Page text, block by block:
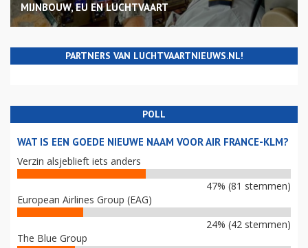
MIJNBOUW, EU EN LUCHTVAART
PARTNERS VAN LUCHTVAARTNIEUWS.NL!
POLL
WAT IS EEN GOEDE NIEUWE NAAM VOOR AIR FRANCE-KLM?
Verzin alsjeblieft iets anders
47% (81 stemmen)
European Airlines Group (EAG)
24% (42 stemmen)
The Blue Group